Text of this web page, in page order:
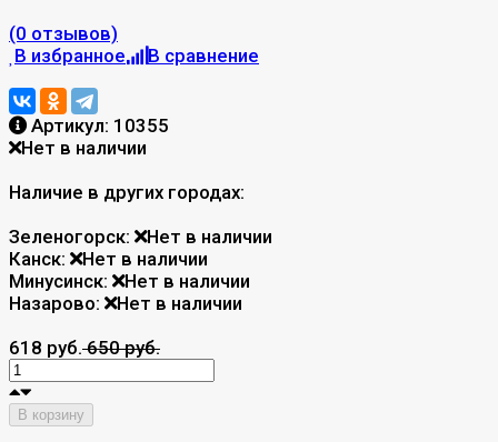
(0 отзывов)
В избранное
В сравнение
Артикул: 10355
Нет в наличии
Наличие в других городах:
Зеленогорск:
Нет в наличии
Канск:
Нет в наличии
Минусинск:
Нет в наличии
Назарово:
Нет в наличии
618 руб.650 руб.
В корзину